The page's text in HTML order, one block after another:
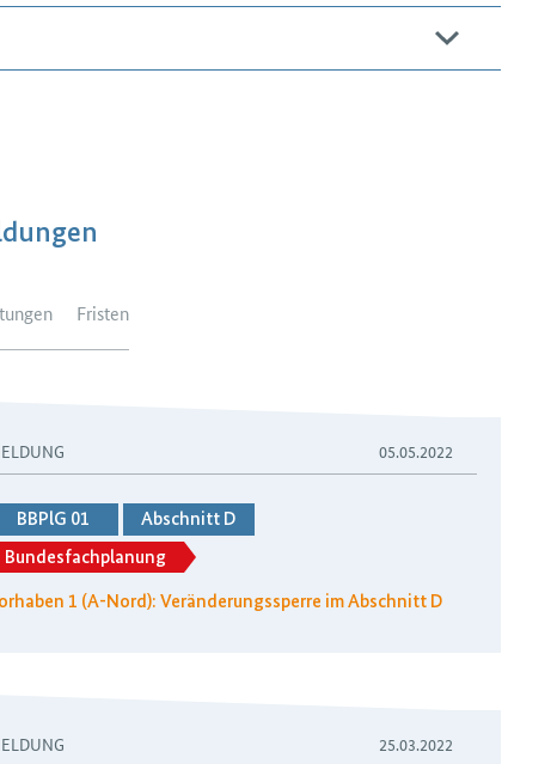
Fristen
05.05.2022
BBPlG 01
Abschnitt D
Bundesfachplanung
1 (A-Nord): Veränderungssperre im Abschnitt D
25.03.2022